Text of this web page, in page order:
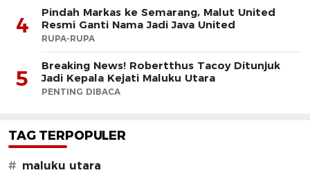
4
Pindah Markas ke Semarang, Malut United
Resmi Ganti Nama Jadi Java United
RUPA-RUPA
5
Breaking News! Robertthus Tacoy Ditunjuk
Jadi Kepala Kejati Maluku Utara
PENTING DIBACA
TAG TERPOPULER
# maluku utara